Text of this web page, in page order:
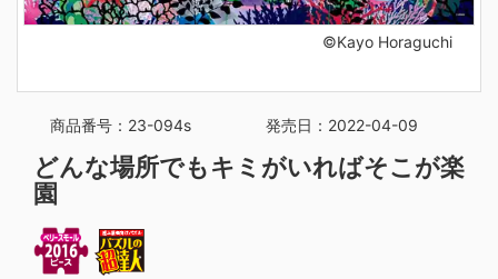
©Kayo Horaguchi
商品番号：23-094s 発売日：2022-04-09
どんな場所でもキミがいればそこが楽
園